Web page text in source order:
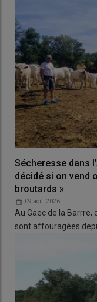
Sécheresse dans
décidé si on vend
broutards »
09 août 2026
Au Gaec de la Barrre,
sont affouragées